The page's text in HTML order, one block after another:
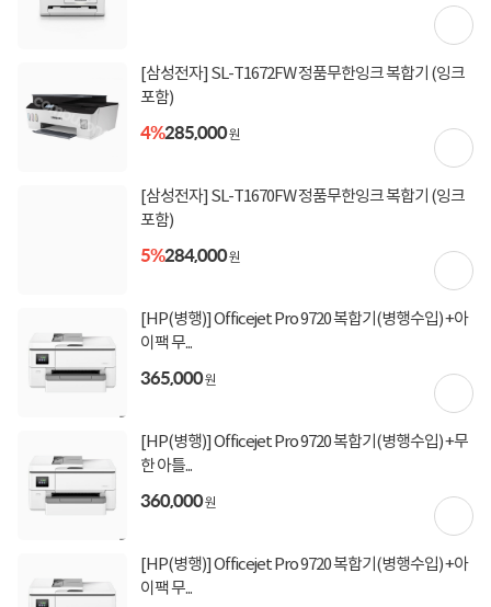
[삼성전자] SL-T1672FW 정품무한잉크 복합기 (잉크
포함)
4%285,000원
[삼성전자] SL-T1670FW 정품무한잉크 복합기 (잉크
포함)
5%284,000원
[HP(병행)] Officejet Pro 9720 복합기(병행수입) +아
이팩 무...
365,000원
[HP(병행)] Officejet Pro 9720 복합기(병행수입) +무
한 아틀...
360,000원
[HP(병행)] Officejet Pro 9720 복합기(병행수입) +아
이팩 무...
배송비
상세정보
★★해당 제품은 직발송 제품으로 13시 이후 주문건은 익일 발송됩니다.
택배사 사정으로 인해, "전라도" 지역은 2-3일 지연될 수 있습니다.
해당 제품은 설치비 별도 추가가 필요한 제품입니다.
해당 거래처는 12시 주문까지 당일 발송됩니다.
상세정보를